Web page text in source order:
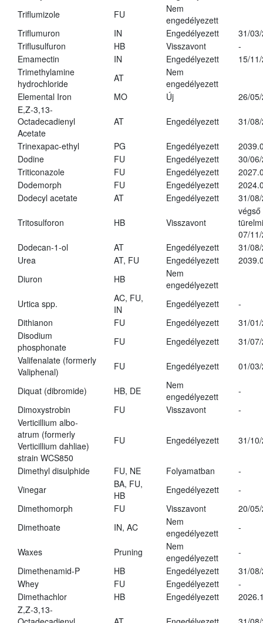
Triflumizole
FU
Nem
engedélyezett
Triflumuron
IN Engedélyezett
31/
Triflusulfuron
HB Visszavont
-
Emamectin
IN Engedélyezett
15/
Trimethylamine
hydrochloride
AT
Nem
engedélyezett
Elemental Iron
MO Új
26/
E,Z-3,13-
Octadecadienyl
Acetate
AT Engedélyezett 31/
Trinexapac-ethyl PG Engedélyezett
Dodine
FU Engedélyezett
30/
Triticonazole
FU Engedélyezett
Dodemorph
FU Engedélyezett
Dodecyl acetate
AT Engedélyezett 31/
Tritosulforon HB Visszavont
végső
07/
Dodecan-1-ol
AT Engedélyezett
31/
Urea
AT, FU Engedélyezett
Diuron
HB
Nem
engedélyezett
Urtica spp.
AC, FU,
IN
Engedélyezett
-
Dithianon
FU Engedélyezett
31/
Disodium
phosphonate
FU Engedélyezett
31/
Valifenalate (formerly
Valiphenal)
FU Engedélyezett 01/
Diquat (dibromide) HB, DE
Nem
engedélyezett
-
Dimoxystrobin
FU Visszavont
-
Verticillium albo-
atrum (formerly
Verticillium dahliae)
strain WCS850
FU Engedélyezett 31/
Dimethyl disulphide FU, NE Folyamatban
-
Vinegar
BA, FU,
HB
Engedélyezett
-
Dimethomorph
FU Visszavont
20/
Dimethoate
IN, AC
Nem
engedélyezett
-
Waxes Pruning
Nem
engedélyezett
-
Dimethenamid-P
HB Engedélyezett
31/
Whey
FU Engedélyezett
-
Dimethachlor
HB Engedélyezett
Z,Z-3,13-